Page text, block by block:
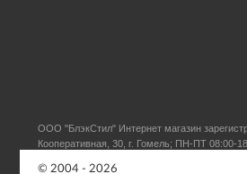
ООО "БлэкСтил" Интернет магазин
Кооперативная, 30, г. Гомель; ПН-ПТ 08:00-
© 2004 - 2026